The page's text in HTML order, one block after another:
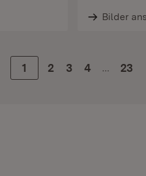
Bilder
Zur Seite
1 Zur Seite
2 Zur Seite
3 Zur Seite
4 23